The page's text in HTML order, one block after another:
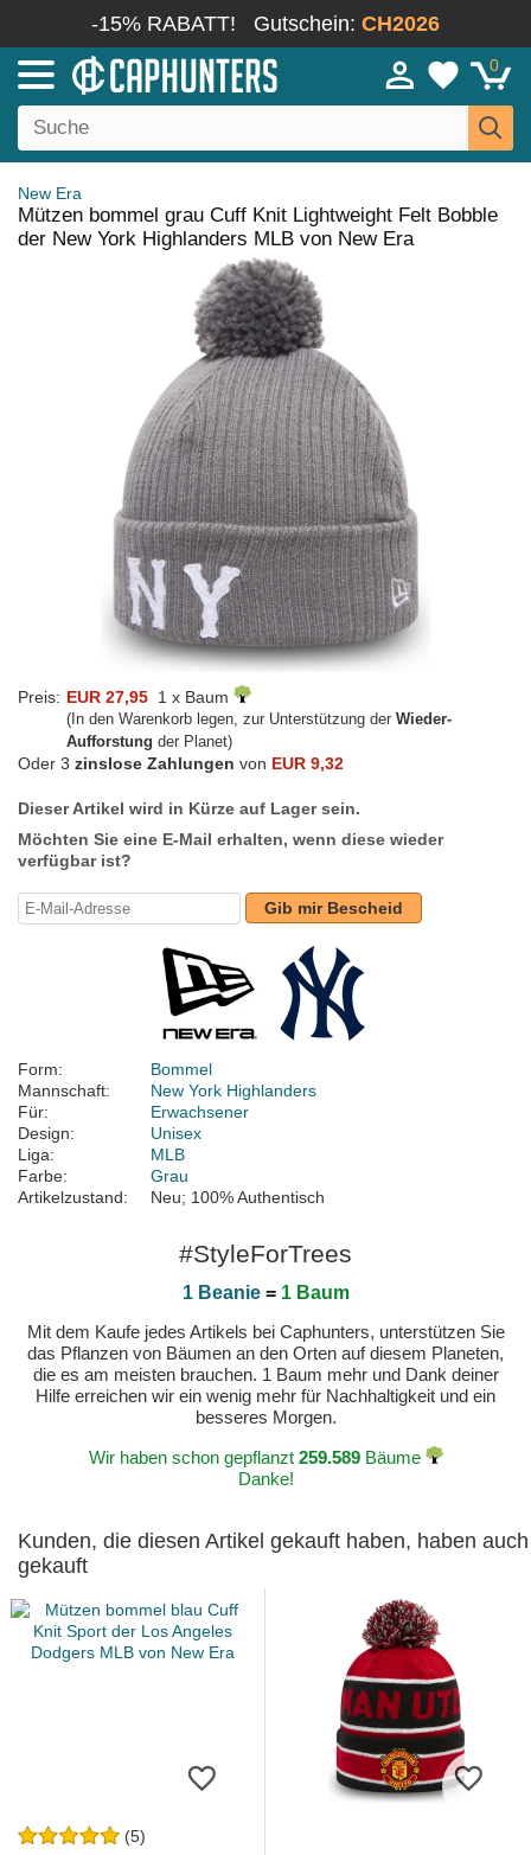
-15% RABATT! Gutschein: CH2026
0
New Era
Mützen bommel grau Cuff Knit Lightweight Felt Bobble
der New York Highlanders MLB von New Era
Preis: EUR 27,95 1 x Baum
(In den Warenkorb legen, zur Unterstützung der Wieder-
Aufforstung der Planet)
Oder 3 zinslose Zahlungen von EUR 9,32
Dieser Artikel wird in Kürze auf Lager sein.
Möchten Sie eine E-Mail erhalten, wenn diese wieder
verfügbar ist?
Gib mir Bescheid
Form:
Bommel
Mannschaft:
New York Highlanders
Für:
Erwachsener
Design:
Unisex
Liga:
MLB
Farbe:
Grau
Artikelzustand:
Neu; 100% Authentisch
#StyleForTrees
1 Beanie= 1 Baum
Mit dem Kaufe jedes Artikels bei Caphunters, unterstützen Sie
das Pflanzen von Bäumen an den Orten auf diesem Planeten,
die es am meisten brauchen. 1 Baum mehr und Dank deiner
Hilfe erreichen wir ein wenig mehr für Nachhaltigkeit und ein
besseres Morgen.
Wir haben schon gepflanzt 259.589Bäume
Danke!
Kunden, die diesen Artikel gekauft haben, haben auch
gekauft
(5)